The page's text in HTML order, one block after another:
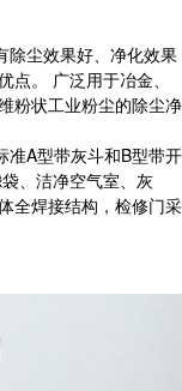
尘效果好、净化效果
。 广泛用于冶金、
粉状工业粉尘的除尘净
A型带灰斗和B型带开
、洁净空气室、灰
全焊接结构，检修门采